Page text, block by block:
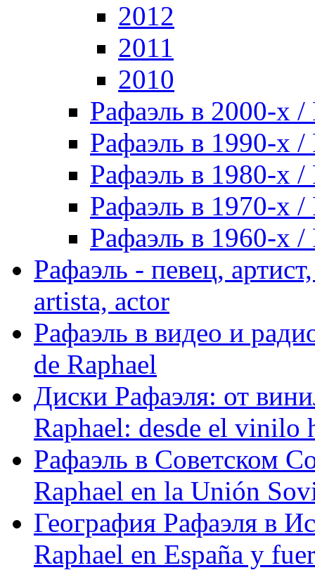
2012
2011
2010
Рафаэль в 2000-х /
Рафаэль в 1990-х /
Рафаэль в 1980-х /
Рафаэль в 1970-х /
Рафаэль в 1960-х /
Рафаэль - певец,
artista, actor
Рафаэль в видео и
de Raphael
Диски Рафаэля: от
Raphael: desde el vinilo
Рафаэль в Советском
Raphael en la Unión
География Рафаэля в
Raphael en España y